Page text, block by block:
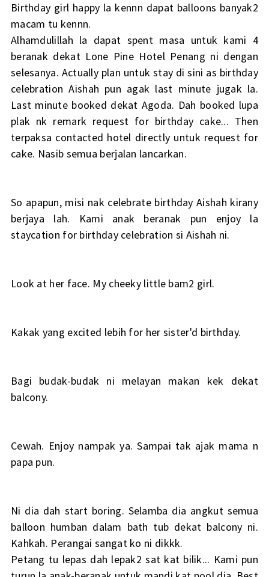
Birthday girl happy la kennn dapat balloons banyak2
macam tu kennn.
Alhamdulillah la dapat spent masa untuk kami 4
beranak dekat Lone Pine Hotel Penang ni dengan
selesanya. Actually plan untuk stay di sini as birthday
celebration Aishah pun agak last minute jugak la.
Last minute booked dekat Agoda. Dah booked lupa
plak nk remark request for birthday cake... Then
terpaksa contacted hotel directly untuk request for
cake. Nasib semua berjalan lancarkan.
So apapun, misi nak celebrate birthday Aishah kirany
berjaya lah. Kami anak beranak pun enjoy la
staycation for birthday celebration si Aishah ni.
Look at her face. My cheeky little bam2 girl.
Kakak yang excited lebih for her sister'd birthday.
Bagi budak-budak ni melayan makan kek dekat
balcony.
Cewah. Enjoy nampak ya. Sampai tak ajak mama n
papa pun.
Ni dia dah start boring. Selamba dia angkut semua
balloon humban dalam bath tub dekat balcony ni.
Kahkah. Perangai sangat ko ni dikkk.
Petang tu lepas dah lepak2 sat kat bilik... Kami pun